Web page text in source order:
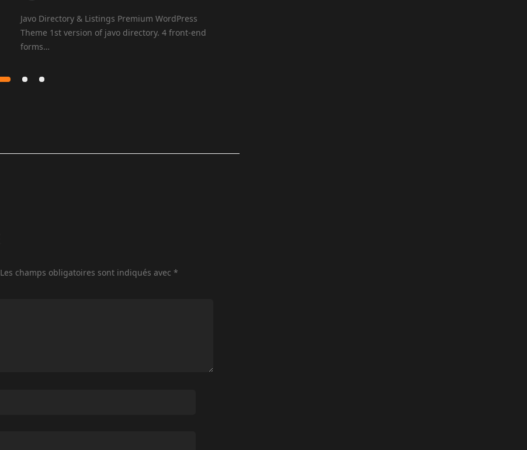
Javo Directory & Listings Premium WordPress
Theme 1st version of javo directory. 4 front-end
forms…
Les champs obligatoires sont indiqués avec *